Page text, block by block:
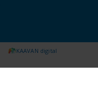
KAAVAN digital